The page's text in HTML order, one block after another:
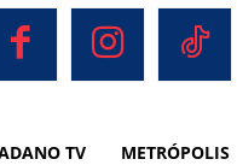
TV METRÓPOLIS